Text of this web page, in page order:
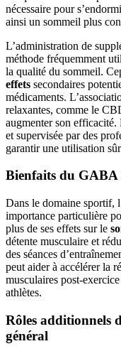
nécessaire pour
ainsi un sommeil plus
L’administration de
méthode fréquemment
la qualité du sommeil.
effets secondaires
médicaments.
relaxantes, comme le
augmenter son efficacité.
et supervisée par des
garantir une utilisation
Bienfaits du GABA
Dans le domaine sportif,
importance particulière
plus de ses effets sur le
détente musculaire et
des séances
peut aider à accélérer la
musculaires post-
athlètes.
Rôles additionnels
général